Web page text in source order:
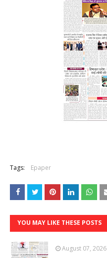
Tags: Epaper
YOU MAY LIKE THESE POSTS
August 07, 2026